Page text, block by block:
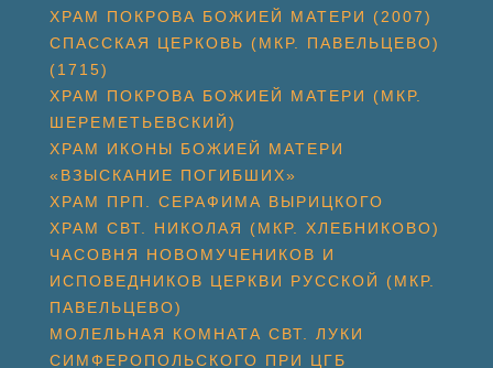
ХРАМ ПОКРОВА БОЖИЕЙ МАТЕРИ (2007)
СПАССКАЯ ЦЕРКОВЬ (МКР. ПАВЕЛЬЦЕВО)
(1715)
ХРАМ ПОКРОВА БОЖИЕЙ МАТЕРИ (МКР.
ШЕРЕМЕТЬЕВСКИЙ)
ХРАМ ИКОНЫ БОЖИЕЙ МАТЕРИ
«ВЗЫСКАНИЕ ПОГИБШИХ»
ХРАМ ПРП. СЕРАФИМА ВЫРИЦКОГО
ХРАМ СВТ. НИКОЛАЯ (МКР. ХЛЕБНИКОВО)
ЧАСОВНЯ НОВОМУЧЕНИКОВ И
ИСПОВЕДНИКОВ ЦЕРКВИ РУССКОЙ (МКР.
ПАВЕЛЬЦЕВО)
МОЛЕЛЬНАЯ КОМНАТА СВТ. ЛУКИ
СИМФЕРОПОЛЬСКОГО ПРИ ЦГБ